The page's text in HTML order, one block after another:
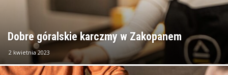
Dobre góralskie karczmy w Zakopanem
2 kwietnia 2023